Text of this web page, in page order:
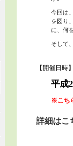
今回は
を図り
に、何
そして
【開催日時
平成
※こち
詳細は